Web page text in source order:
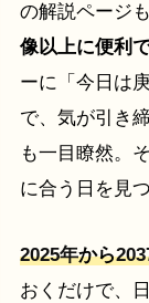
の解説ページ
像以上に便利で
ーに「今日は
で、気が引き
も一目瞭然。
に合う日を見
2025年から
おくだけで、